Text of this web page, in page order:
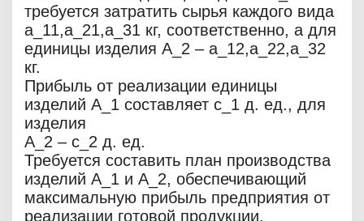
требуется затратить сырья каждого вида
a_11,a_21,a_31 кг, соответственно, а для
единицы изделия A_2 – a_12,a_22,a_32
кг.
Прибыль от реализации единицы
изделий A_1 составляет c_1 д. ед., для
изделия
A_2 – c_2 д. ед.
Требуется составить план производства
изделий A_1 и A_2, обеспечивающий
максимальную прибыль предприятия от
реализации готовой продукции.